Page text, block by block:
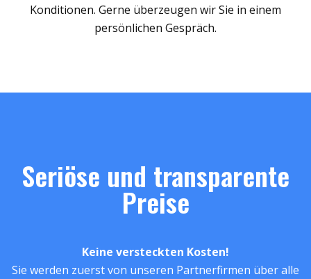
Konditionen. Gerne überzeugen wir Sie in einem
persönlichen Gespräch.
Seriöse und transparente
Preise
Keine versteckten Kosten!
Sie werden zuerst von unseren Partnerfirmen über alle